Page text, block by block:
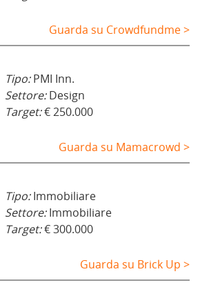
Guarda su Crowdfundme >
Tipo:PMI Inn.
Settore:Design
Target:€ 250.000
Guarda su Mamacrowd >
Tipo:Immobiliare
Settore:Immobiliare
Target:€ 300.000
Guarda su Brick Up >